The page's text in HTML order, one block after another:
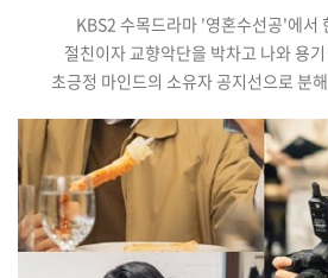
KBS2 수목드라마 '영혼수선공'에서
절친이자 교향악단을 박차고 나와 용
초긍정 마인드의 소유자 공지선으로 분
'찐친' 모먼트로 보는 이들의 공감을 불
이렇듯 끊임없는 새로움으로 변신에
주민경은 현재 '영혼수선공'에서 따뜻
'힐링캐'를 만들며 한우주와의 워맨스를
독설을 자유자재로 넘나드는 단